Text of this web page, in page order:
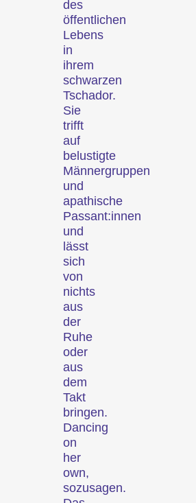
des
öffentlichen
Lebens
in
ihrem
schwarzen
Tschador.
Sie
trifft
auf
belustigte
Männergruppen
und
apathische
Passant:innen
und
lässt
sich
von
nichts
aus
der
Ruhe
oder
aus
dem
Takt
bringen.
Dancing
on
her
own,
sozusagen.
Filmische Einblicke in eine
Region, ein soziales
Phänomen oder einen
künstlerischen Trend.
Person im Fokus
Das künstlerische Wirken
einer filmschaffenden
Person wird ins
Rampenlicht gestellt.
Spezialprogramme
Kurzfilmprogramme zu
Themen, die unseren